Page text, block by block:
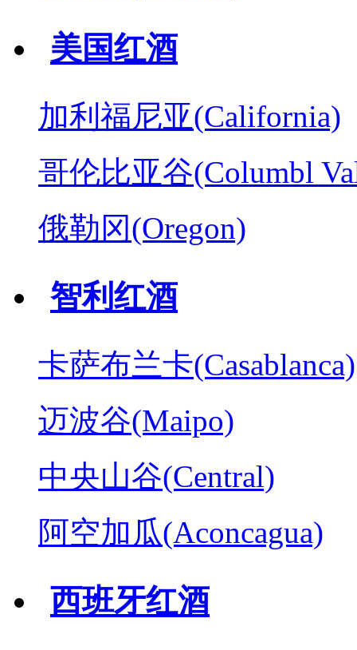
美国红酒
加利福尼亚(California)
哥伦比亚谷(Columbl
俄勒冈(Oregon)
智利红酒
卡萨布兰卡(Casablanca)
迈波谷(Maipo)
中央山谷(Central)
阿空加瓜(Aconcagua)
西班牙红酒